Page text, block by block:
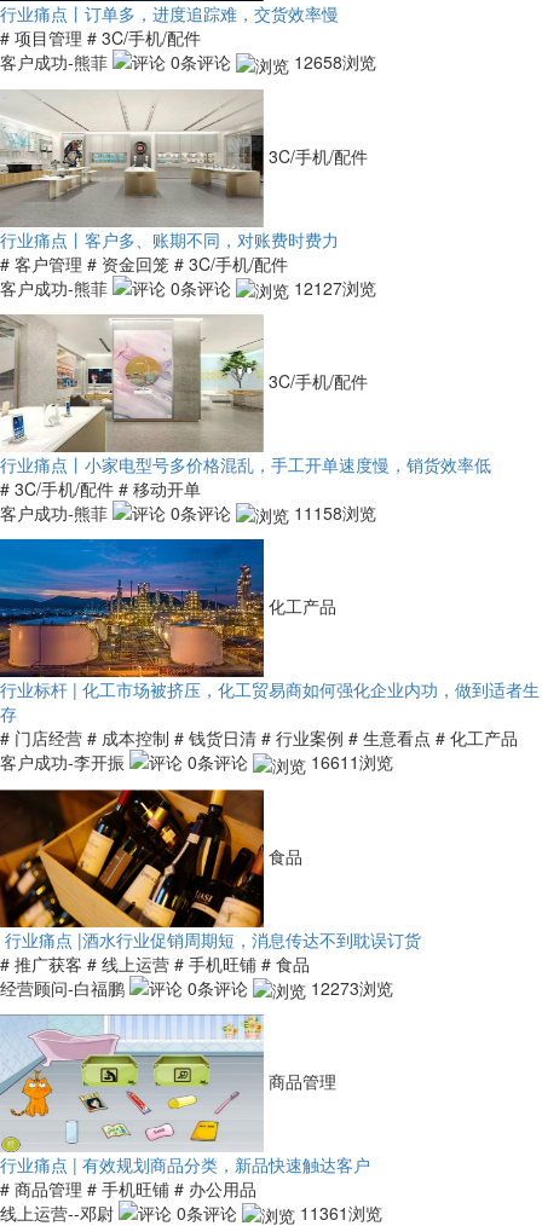
行业痛点丨订单多，进度追踪难，交货效率慢
# 项目管理 # 3C/手机/配件
客户成功-熊菲
0条评论 12658浏览
3C/手机/配件
行业痛点丨客户多、账期不同，对账费时费力
# 客户管理 # 资金回笼 # 3C/手机/配件
客户成功-熊菲
0条评论 12127浏览
3C/手机/配件
行业痛点丨小家电型号多价格混乱，手工开单速度慢，销货效率低
# 3C/手机/配件 # 移动开单
客户成功-熊菲
0条评论 11158浏览
化工产品
行业标杆 | 化工市场被挤压，化工贸易商如何强化企业内功，做到适者生
存
# 门店经营 # 成本控制 # 钱货日清 # 行业案例 # 生意看点 # 化工产品
客户成功-李开振
0条评论 16611浏览
食品
行业痛点 |酒水行业促销周期短，消息传达不到耽误订货
# 推广获客 # 线上运营 # 手机旺铺 # 食品
经营顾问-白福鹏
0条评论 12273浏览
商品管理
行业痛点 | 有效规划商品分类，新品快速触达客户
# 商品管理 # 手机旺铺 # 办公用品
线上运营--邓尉
0条评论 11361浏览